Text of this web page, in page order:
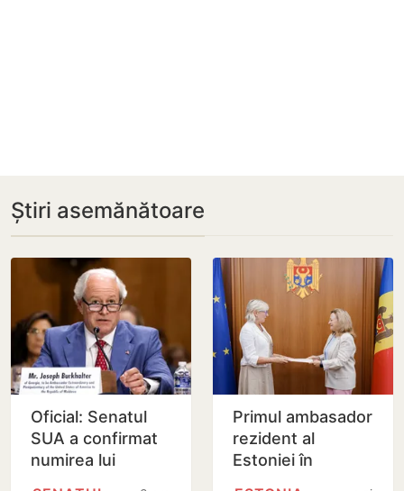
Știri asemănătoare
Oficial: Senatul
SUA a confirmat
numirea lui
Primul ambasador
rezident al
Estoniei în